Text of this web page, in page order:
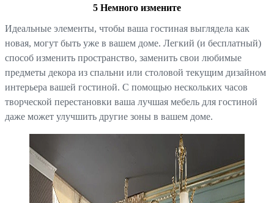
5 Немного измените
Идеальные элементы, чтобы ваша гостиная выглядела как
новая, могут быть уже в вашем доме. Легкий (и бесплатный)
способ изменить пространство, заменить свои любимые
предметы декора из спальни или столовой текущим дизайном
интерьера вашей гостиной. С помощью нескольких часов
творческой перестановки ваша лучшая мебель для гостиной
даже может улучшить другие зоны в вашем доме.